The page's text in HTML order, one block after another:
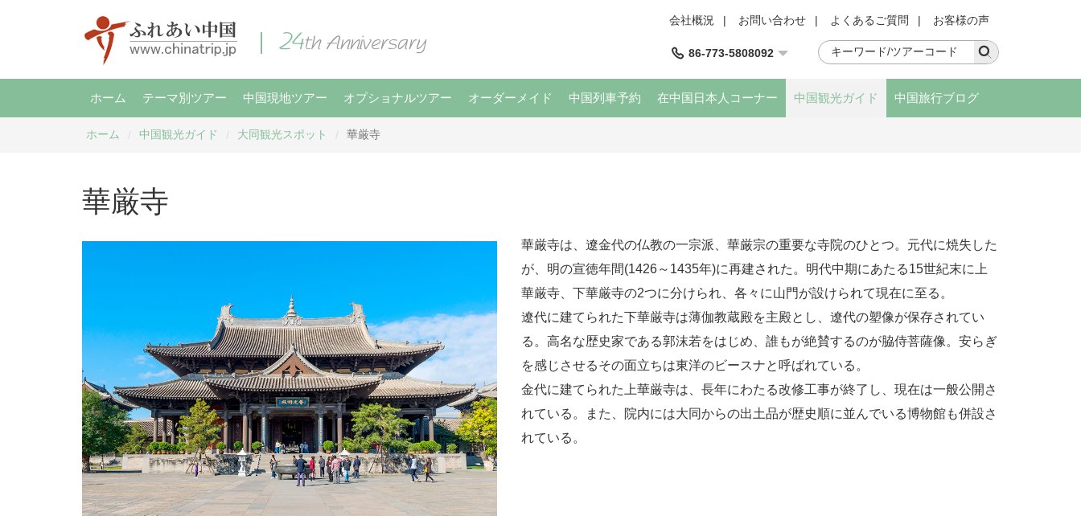
会社概況 | お問い合わせ | よくあるご質問 | お客様の声
86-773-5808092
ホーム テーマ別ツアー 中国現地ツアー オプショナルツアー オーダーメイド 中国列車予約 在中国日本人コーナー 中国観光ガイド 中国旅行ブログ
ホーム 中国観光ガイド 大同観光スポット 華厳寺
華厳寺
華厳寺は、遼金代の仏教の一宗派、華厳宗の重要な寺院のひとつ。元代に焼失した
が、明の宣徳年間(1426～1435年)に再建された。明代中期にあたる15世紀末に上
華厳寺、下華厳寺の2つに分けられ、各々に山門が設けられて現在に至る。
遼代に建てられた下華厳寺は薄伽教蔵殿を主殿とし、遼代の塑像が保存されてい
る。高名な歴史家である郭沫若をはじめ、誰もが絶賛するのが脇侍菩薩像。安らぎ
を感じさせるその面立ちは東洋のビースナと呼ばれている。
金代に建てられた上華厳寺は、長年にわたる改修工事が終了し、現在は一般公開さ
れている。また、院内には大同からの出土品が歴史順に並んでいる博物館も併設さ
れている。